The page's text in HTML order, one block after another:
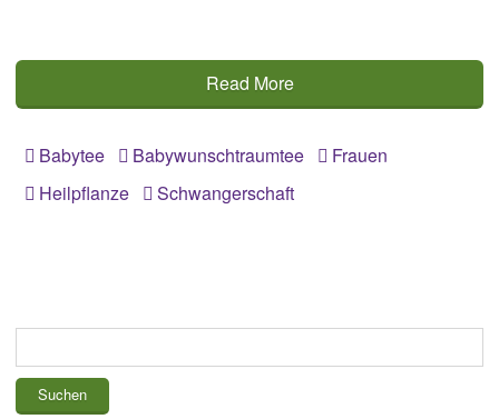
Read More
Babytee Babywunschtraumtee
Frauen
Heilpflanze
Schwangerschaft